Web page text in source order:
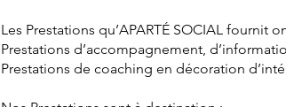
Les Prestations qu’APARTÉ SOCIAL
Prestations d’accompagnement,
Prestations de coaching en décoration